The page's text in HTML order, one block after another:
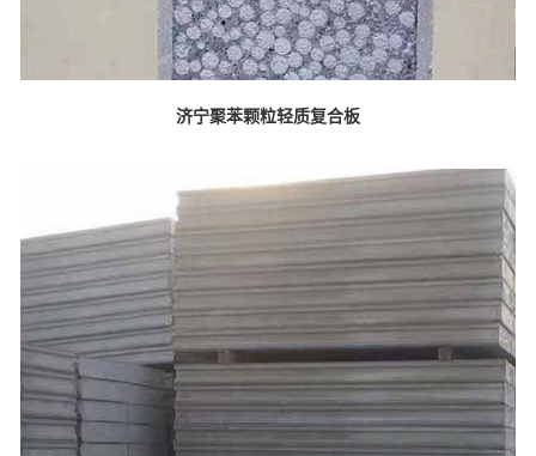
济宁聚苯颗粒轻质复合板